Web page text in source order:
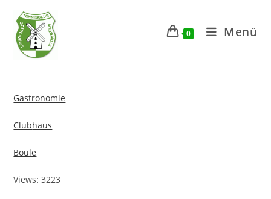
Inhalt
springen
0 Menü
Gastronomie
Clubhaus
Boule
Views: 3223